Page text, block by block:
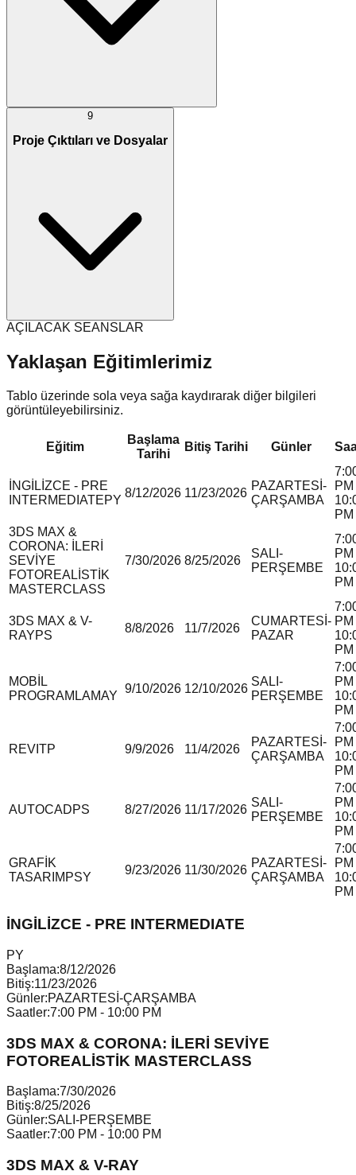
9
Proje Çıktıları ve Dosyalar
AÇILACAK SEANSLAR
Yaklaşan Eğitimlerimiz
Tablo üzerinde sola veya sağa kaydırarak diğer bilgileri
görüntüleyebilirsiniz.
Eğitim
Başlama
Tarihi
Bitiş Tarihi Günler
İNGİLİZCE - PRE
INTERMEDIATEPY
8/12/2026 11/23/2026
PAZARTESİ-
ÇARŞAMBA
PM
PM
3DS MAX &
CORONA: İLERİ
SEVİYE
FOTOREALİSTİK
MASTERCLASS
7/30/2026 8/25/2026
SALI-
PERŞEMBE
PM
PM
3DS MAX & V-
RAYPS
8/8/2026 11/7/2026
CUMARTESİ-
PAZAR
PM
PM
MOBİL
PROGRAMLAMAY
9/10/2026 12/10/2026
SALI-
PERŞEMBE
PM
PM
REVITP 9/9/2026 11/4/2026
PAZARTESİ-
ÇARŞAMBA
PM
PM
AUTOCADPS 8/27/2026 11/17/2026
SALI-
PERŞEMBE
PM
PM
GRAFİK
TASARIM PSY
9/23/2026 11/30/2026
PAZARTESİ-
ÇARŞAMBA
PM
PM
İNGİLİZCE - PRE INTERMEDIATE
PY
Başlama:8/12/2026
Bitiş:11/23/2026
Günler:PAZARTESİ-ÇARŞAMBA
Saatler:7:00 PM - 10:00 PM
3DS MAX & CORONA: İLERİ SEVİYE
FOTOREALİSTİK MASTERCLASS
Başlama:7/30/2026
Bitiş:8/25/2026
Günler:SALI-PERŞEMBE
Saatler:7:00 PM - 10:00 PM
3DS MAX & V-RAY